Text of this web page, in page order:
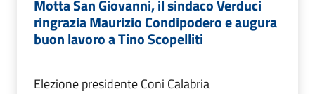
Motta San Giovanni, il sindaco Verduci
ringrazia Maurizio Condipodero e augura
buon lavoro a Tino Scopelliti
Elezione presidente Coni Calabria